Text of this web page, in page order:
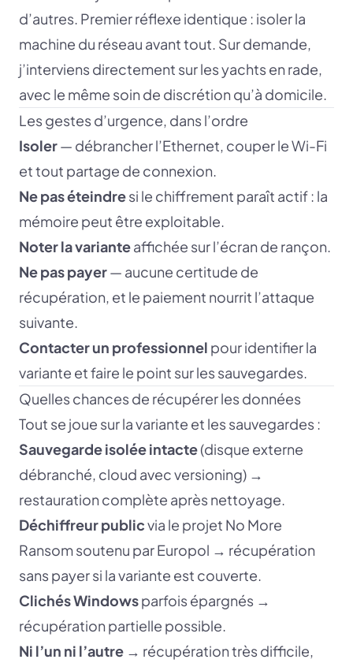
d’autres. Premier réflexe identique : isoler la
machine du réseau avant tout. Sur demande,
j’interviens directement sur les yachts en rade,
avec le même soin de discrétion qu’à domicile.
Les gestes d’urgence, dans l’ordre
Isoler— débrancher l’Ethernet, couper le Wi-Fi
et tout partage de connexion.
Ne pas éteindresi le chiffrement paraît actif : la
mémoire peut être exploitable.
Noter la varianteaffichée sur l’écran de rançon.
Ne pas payer— aucune certitude de
récupération, et le paiement nourrit l’attaque
suivante.
Contacter un professionnel pour identifier la
variante et faire le point sur les sauvegardes.
Quelles chances de récupérer les données
Tout se joue sur la variante et les sauvegardes :
Sauvegarde isolée intacte(disque externe
débranché, cloud avec versioning) →
restauration complète après nettoyage.
Déchiffreur publicvia le projet No More
Ransom soutenu par Europol → récupération
sans payer si la variante est couverte.
Clichés Windowsparfois épargnés →
récupération partielle possible.
Ni l’un ni l’autre → récupération très difficile,